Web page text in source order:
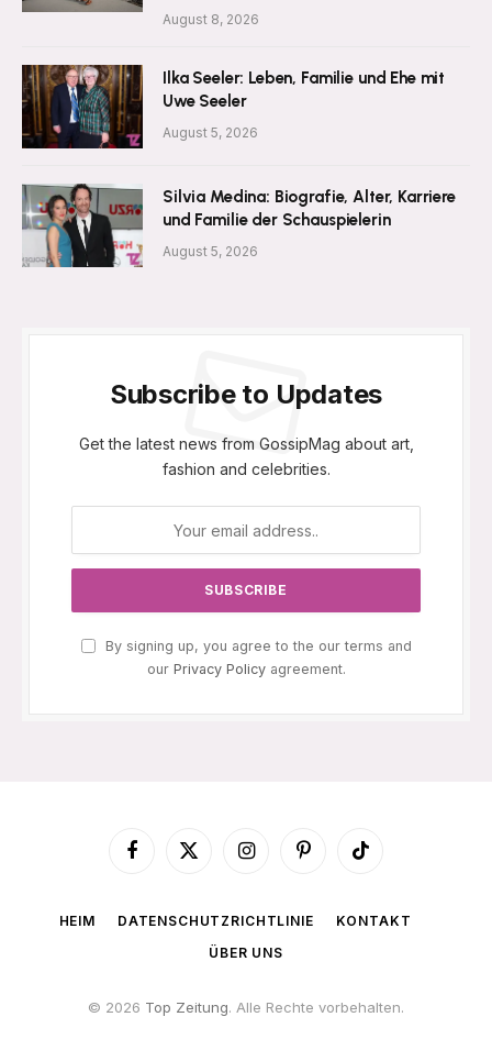
August 8, 2026
Ilka Seeler: Leben, Familie und Ehe mit
Uwe Seeler
August 5, 2026
Silvia Medina: Biografie, Alter, Karriere
und Familie der Schauspielerin
August 5, 2026
Subscribe to Updates
Get the latest news from GossipMag about art,
fashion and celebrities.
By signing up, you agree to the our terms and
our Privacy Policyagreement.
Facebook
X
InstagramPinterestTikTok
HEIM DATENSCHUTZRICHTLINIE
KONTAKT
ÜBER UNS
© 2026 Top Zeitung. Alle Rechte vorbehalten.